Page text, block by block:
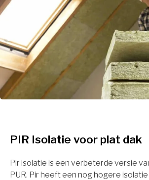
PIR Isolatie voor plat dak
Pir isolatie is een verbeterde versie
PUR. Pir heeft een nog hogere